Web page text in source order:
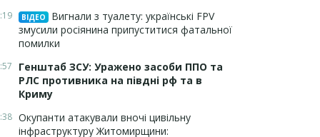
ВІДЕО
Вигнали з туалету: українські FPV
змусили росіянина припуститися фатальної
помилки
Генштаб ЗСУ: Уражено засоби ППО та
РЛС противника на півдні рф та в
Криму
Окупанти атакували вночі цивільну
інфраструктуру Житомирщини: